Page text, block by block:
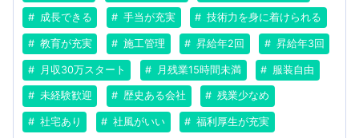
成長できる 手当が充実 技術力を身に着けられる
教育が充実 施工管理 昇給年2回 昇給年3回
月収30万スタート 月残業15時間未満 服装自由
未経験歓迎 歴史ある会社 残業少なめ
社宅あり 社風がいい 福利厚生が充実